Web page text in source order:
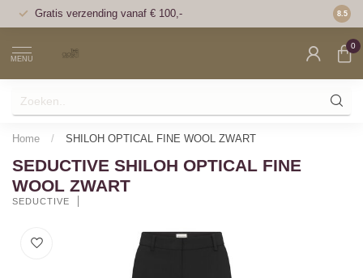
Gratis verzending vanaf € 100,- Voor
8.5
MENU
0
Home / SHILOH OPTICAL FINE WOOL ZWART
SEDUCTIVE SHILOH OPTICAL FINE
WOOL ZWART
SEDUCTIVE